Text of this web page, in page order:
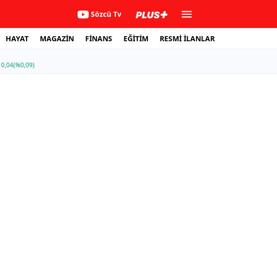
Sözcü Tv
HAYAT MAGAZİN FİNANS EĞİTİM RESMİ İLANLAR
0,04(%0,09)